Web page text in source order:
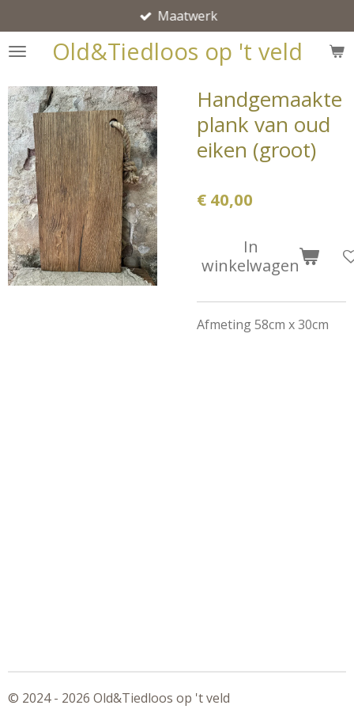
direct
naar
hoofdinhoud
Old&Tiedloos op 't veld
Maatwerk
Handgemaakte
plank van oud
eiken (groot)
€ 40,00
In
winkelwagen
Afmeting 58cm x 30cm
© 2024 - 2026 Old&Tiedloos op 't veld